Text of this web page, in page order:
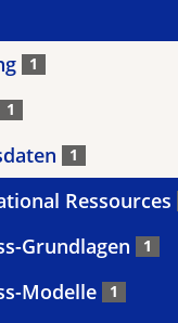
1
1
1
Ressources
Grundlagen 1
Modelle 1